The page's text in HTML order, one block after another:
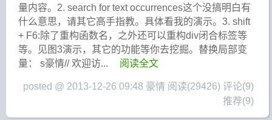
量内容。2. search for text occurrences这个没搞明白有
什么意思，请其它高手指教。具体看我的演示。3. shift
+ F6:除了重构函数名，之外还可以重构div闭合标签等
等。见图3演示，其它的功能等你去挖掘。替换局部变
量： s豪情// 欢迎访...
阅读全文
posted @ 2013-12-26 09:48 豪情 阅读(29426) 评论(9)
推荐(9)